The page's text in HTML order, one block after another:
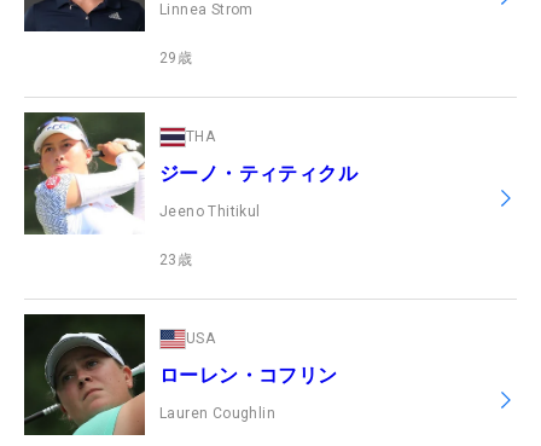
Linnea Strom
29 歳
THA
ジーノ・ティティクル
Jeeno Thitikul
23 歳
USA
ローレン・コフリン
Lauren Coughlin